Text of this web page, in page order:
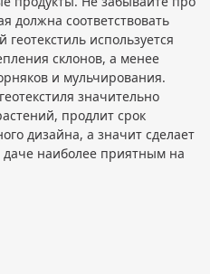
должна соответствовать
используется
склонов, а менее
и мульчирования.
значительно
продлит срок
дизайна, а значит сделает
наиболее приятным на